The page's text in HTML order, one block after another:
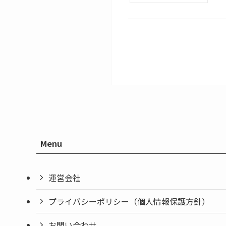
Menu
運営会社
プライバシーポリシー（個人情報保護方針）